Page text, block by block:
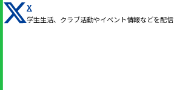
X
学生生活、クラブ活動やイベント情報などを配信